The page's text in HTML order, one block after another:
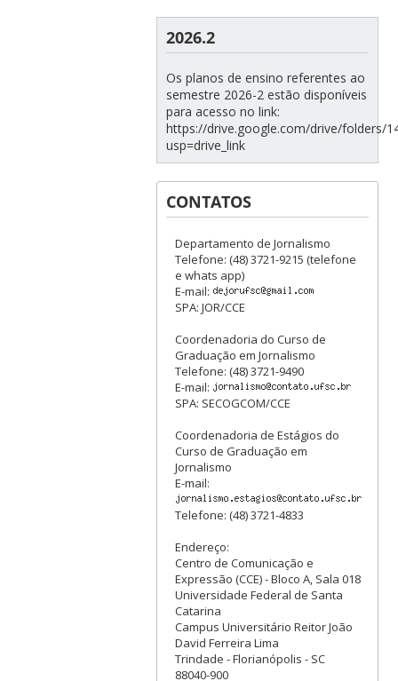
2026.2
Os planos de ensino referentes ao
semestre 2026-2 estão disponíveis
para acesso no link:
https://drive.google.com/drive/folders/
usp=drive_link
CONTATOS
Departamento de Jornalismo
Telefone: (48) 3721-9215 (telefone
e whats app)
E-mail:
SPA: JOR/CCE
Coordenadoria do Curso de
Graduação em Jornalismo
Telefone: (48) 3721-9490
E-mail:
SPA: SECOGCOM/CCE
Coordenadoria de Estágios do
Curso de Graduação em
Jornalismo
E-mail:
Telefone: (48) 3721-4833
Endereço:
Centro de Comunicação e
Expressão (CCE) - Bloco A, Sala 018
Universidade Federal de Santa
Catarina
Campus Universitário Reitor João
David Ferreira Lima
Trindade - Florianópolis - SC
88040-900